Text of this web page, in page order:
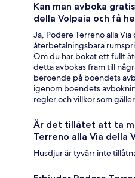
Kan man avboka
della Volpaia och få
Ja, Podere Terreno alla
återbetalningsbara
Om du har bokat ett fullt
detta avbokas fram till
beroende på boendets
igenom boendets
regler och villkor som
Är det tillåtet att ta
Terreno alla Via della
Husdjur är tyvärr inte